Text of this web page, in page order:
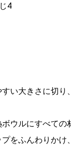
4
い大きさに切り
ボウルにすべての
をふんわりかけ